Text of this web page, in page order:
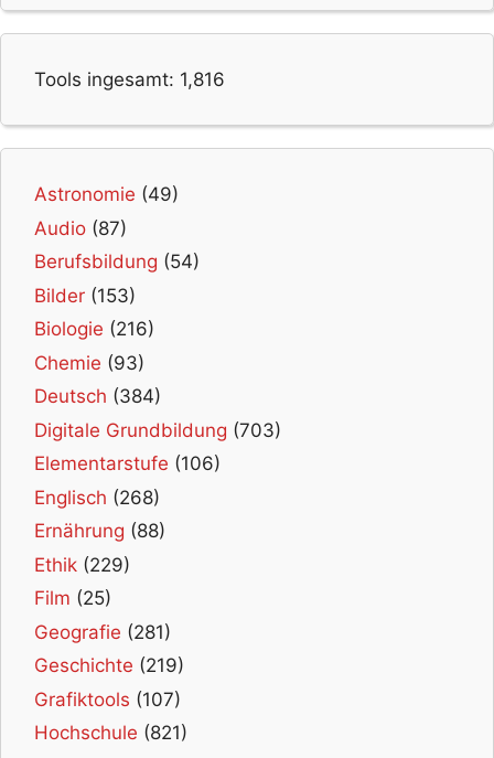
Tools ingesamt: 1,816
Astronomie (49)
Audio (87)
Berufsbildung (54)
Bilder (153)
Biologie (216)
Chemie (93)
Deutsch (384)
Digitale Grundbildung (703)
Elementarstufe (106)
Englisch (268)
Ernährung (88)
Ethik (229)
Film (25)
Geografie (281)
Geschichte (219)
Grafiktools (107)
Hochschule (821)